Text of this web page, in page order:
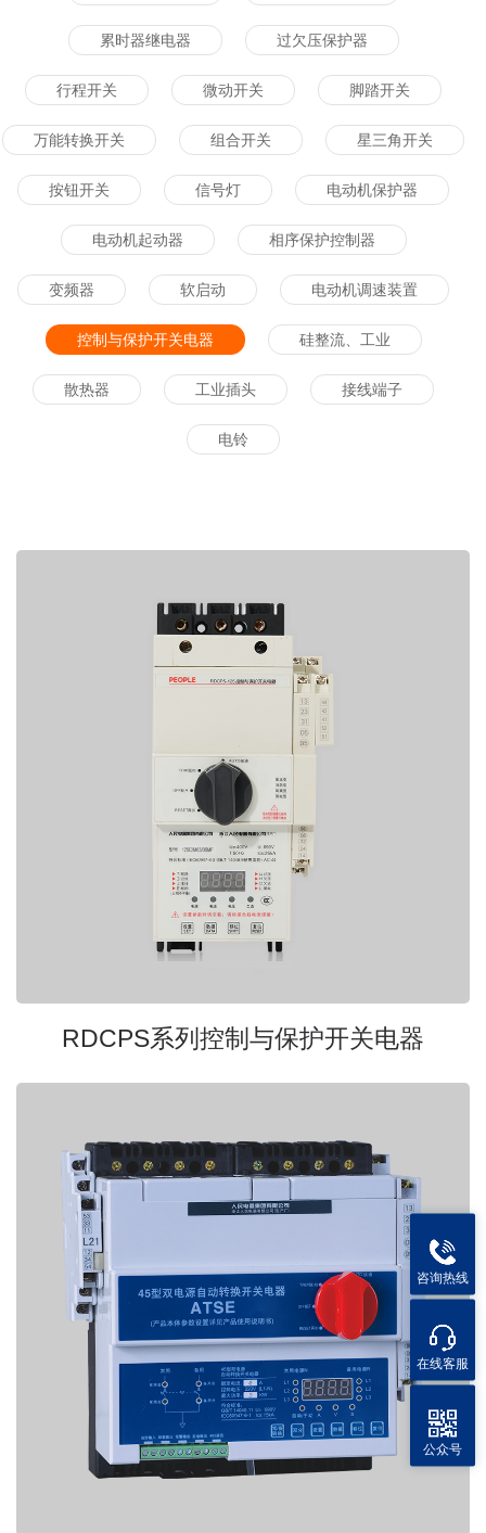
累时器继电器 过欠压保护器
行程开关 微动开关 脚踏开关
万能转换开关 组合开关 星三角开关
按钮开关 信号灯 电动机保护器
电动机起动器 相序保护控制器
变频器 软启动 电动机调速装置
控制与保护开关电器 硅整流、工业
散热器 工业插头 接线端子
电铃
RDCPS系列控制与保护开关电器
咨询热线
在线客服
公众号